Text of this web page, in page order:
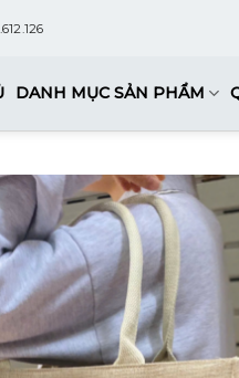
DANH MỤC SẢN PHẨM